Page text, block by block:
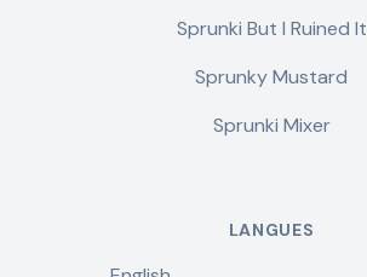
Sprunki But I Ruined It
Sprunky Mustard
Sprunki Mixer
LANGUES